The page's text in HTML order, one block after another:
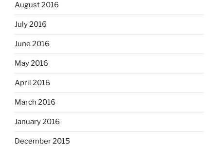
August 2016
July 2016
June 2016
May 2016
April 2016
March 2016
January 2016
December 2015